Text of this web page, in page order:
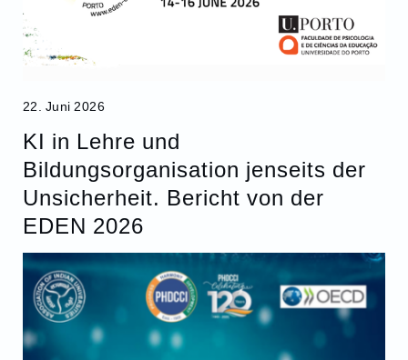
22. Juni 2026
KI in Lehre und
Bildungsorganisation jenseits der
Unsicherheit. Bericht von der
EDEN 2026